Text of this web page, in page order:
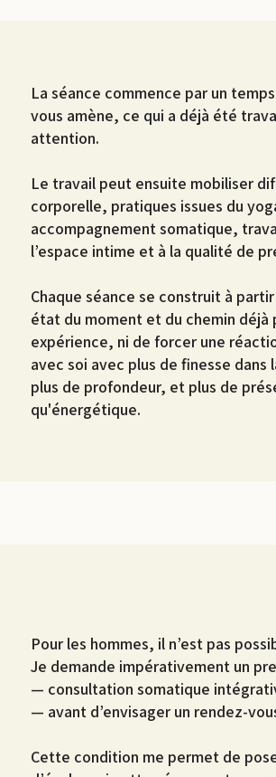
La séance commence par un
vous amène, ce qui a déjà été
attention.
Le travail peut ensuite mobiliser
corporelle, pratiques issues du
accompagnement somatique,
l’espace intime et à la qualité de
Chaque séance se construit à
état du moment et du chemin déjà
expérience, ni de forcer une
avec soi avec plus de finesse
plus de profondeur, et plus de
qu'énergétique.
Pour les hommes, il n’est pas
Je demande impérativement un
— consultation somatique
— avant d’envisager un rendez-
Cette condition me permet de